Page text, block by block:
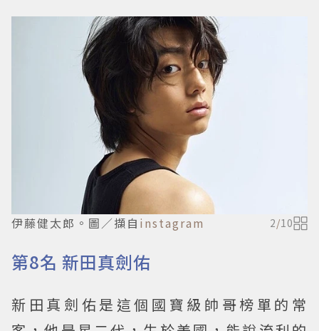
伊藤健太郎。圖／擷自 instagram 2/10
第8名 新田真劍佑
新田真劍佑是這個國寶級帥哥榜單的常